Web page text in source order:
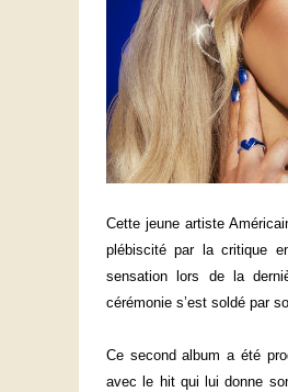
Cette jeune artiste
plébiscité par la critique
sensation lors de la
cérémonie s’est soldé par
Ce second album a été
avec le hit qui lui donne